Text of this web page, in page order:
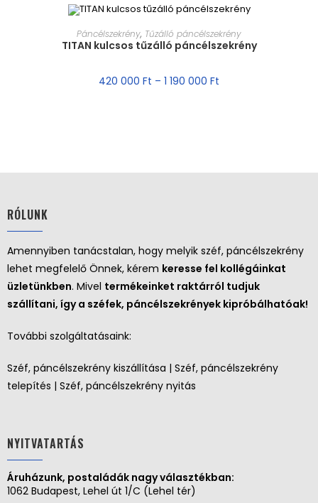
MÉRET VÁLASZTÁSA
Páncélszekrény, Tűzálló páncélszekrény
TITAN kulcsos tűzálló páncélszekrény
420 000 Ft – 1 190 000 Ft
RÓLUNK
Amennyiben tanácstalan, hogy melyik széf, páncélszekrény
lehet megfelelő Önnek, kérem keresse fel kollégáinkat
üzletünkben. Mivel termékeinket raktárról tudjuk
szállítani, így a széfek, páncélszekrények kipróbálhatóak!
További szolgáltatásaink:
Széf, páncélszekrény kiszállítása | Széf, páncélszekrény
telepítés | Széf, páncélszekrény nyitás
NYITVATARTÁS
Áruházunk, postaládák nagy választékban:
1062 Budapest, Lehel út 1/C (Lehel tér)